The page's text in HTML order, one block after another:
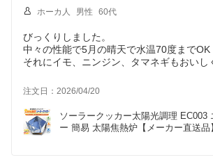
ホーカ人 男性 60代
びっくりしました。
中々の性能で5月の晴天で水温70度までOK
それにイモ、ニンジン、タマネギもおいし
何とか卵料理や炊飯に挑戦したい
注文日：2026/04/20
ソーラークッカー太陽光調理 EC003
ー 簡易 太陽焦熱炉【メーカー直送品